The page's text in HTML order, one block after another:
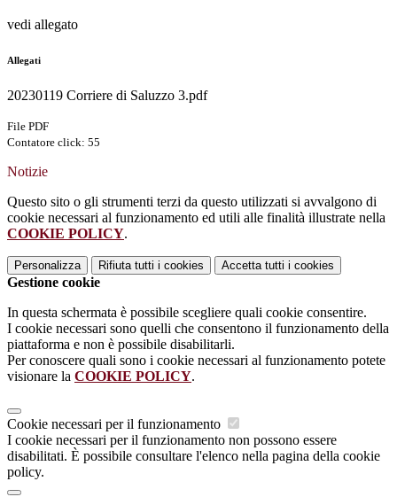
vedi allegato
Allegati
20230119 Corriere di Saluzzo 3.pdf
File PDF
Contatore click: 55
Notizie
Questo sito o gli strumenti terzi da questo utilizzati si avvalgono di
cookie necessari al funzionamento ed utili alle finalità illustrate nella
COOKIE POLICY.
Personalizza Rifiuta tutti i cookies Accetta tutti i cookies
Gestione cookie
In questa schermata è possibile scegliere quali cookie consentire.
I cookie necessari sono quelli che consentono il funzionamento della
piattaforma e non è possibile disabilitarli.
Per conoscere quali sono i cookie necessari al funzionamento potete
visionare la COOKIE POLICY.
Cookie necessari per il funzionamento
I cookie necessari per il funzionamento non possono essere
disabilitati. È possibile consultare l'elenco nella pagina della cookie
policy.